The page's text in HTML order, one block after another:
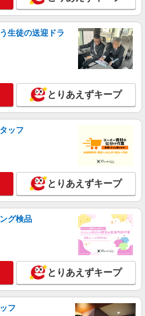
タッフ
円〜
区芝浦3-12-6 国際芝浦ビル6F
EA0401G-10A
ル貼り 倉庫内軽作業 オフィスワー
詳細を見る
10I
オフィスワーク！！その他イメベ
フ、仕分け等もあります！
円〜1800円（22:00〜翌5:00の深夜手
当で時給UP） ※給与幅は経験・能力による
区
生徒の送迎ドラ
とりあえずキープ
ッフ
とりあえずキープ
グ検品
とりあえずキープ
フ